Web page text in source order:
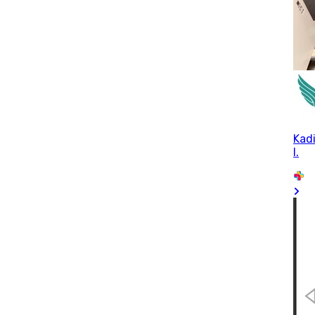
I.